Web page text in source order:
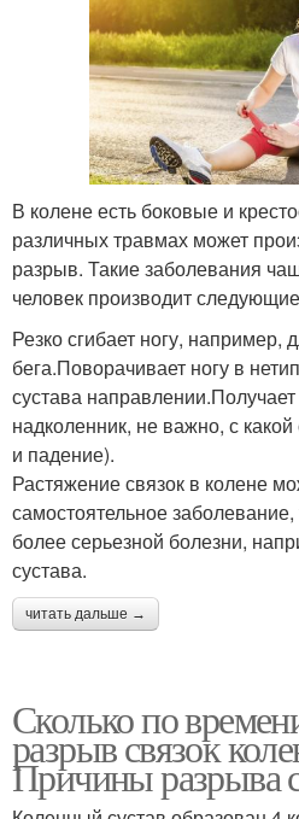
В колене есть боковые и
различных травмах может
разрыв. Такие заболевания
человек производит
Резко сгибает ногу,
бега.Поворачивает ногу в
сустава
надколенник, не важно, с
и падение).
Растяжение связок в колене
самостоятельное
более серьезной болезни,
сустава.
читать дальше →
Сколько по
разрыв связок
Причины разрыва